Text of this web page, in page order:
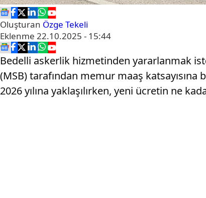
Oluşturan Özge Tekeli
Eklenme 22.10.2025 - 15:44
Bedelli askerlik hizmetinden yararlanmak
(MSB) tarafından memur maaş
2026 yılına yaklaşılırken, yeni ücretin ne